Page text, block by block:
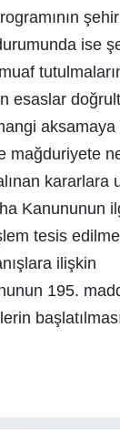
ise
esaslar
aksamaya
mağduriyete
kararlara
Kanununun
tesis
ilişkin
195.